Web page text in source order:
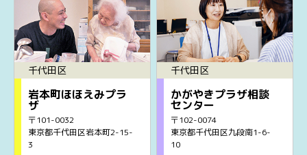
千代田区
岩本町ほほえみプラ
ザ
〒101-0032
東京都千代田区岩本町2-15-
3
千代田区
かがやきプラザ相談
センター
〒102-0074
東京都千代田区九段南1-6-
10